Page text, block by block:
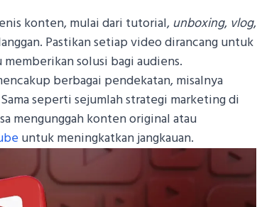
konten, mulai dari tutorial, unboxing, vlog,
Pastikan setiap video dirancang untuk
solusi bagi audiens.
berbagai pendekatan, misalnya
seperti sejumlah strategi marketing di
mengunggah konten original atau
untuk meningkatkan jangkauan.